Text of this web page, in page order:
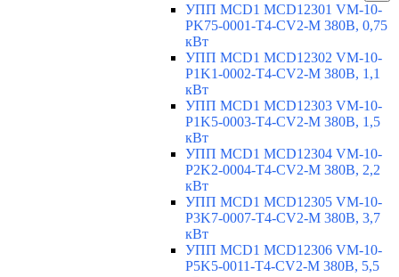
УПП MCD1 MCD12301 VM-10-
PK75-0001-T4-CV2-M 380В, 0,75
кВт
УПП MCD1 MCD12302 VM-10-
P1K1-0002-T4-CV2-M 380В, 1,1
кВт
УПП MCD1 MCD12303 VM-10-
P1K5-0003-T4-CV2-M 380В, 1,5
кВт
УПП MCD1 MCD12304 VM-10-
P2K2-0004-T4-CV2-M 380В, 2,2
кВт
УПП MCD1 MCD12305 VM-10-
P3K7-0007-T4-CV2-M 380В, 3,7
кВт
УПП MCD1 MCD12306 VM-10-
P5K5-0011-T4-CV2-M 380В, 5,5